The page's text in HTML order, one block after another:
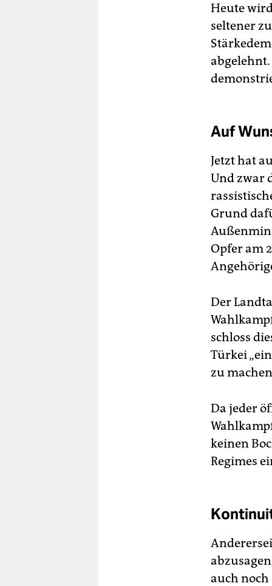
Heute
seltener
Auf
Jetzt hat
Und zwar
Grund
Opfer am
Der
schloss
Türkei
zu
Da jeder
keinen
Regimes
auch